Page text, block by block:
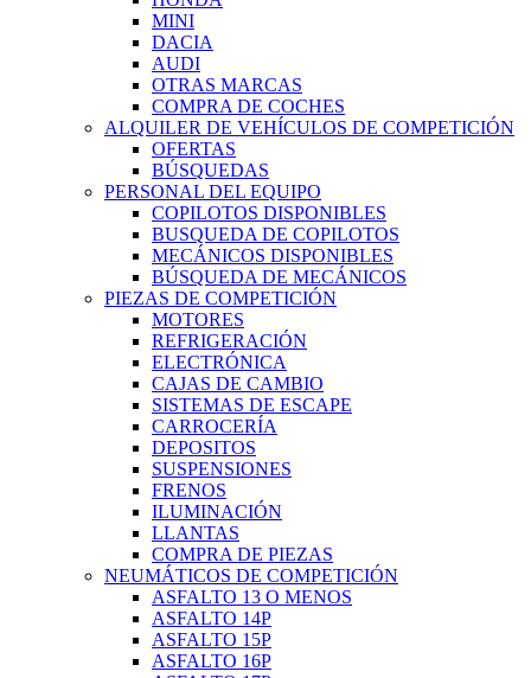
MINI
DACIA
AUDI
OTRAS MARCAS
COMPRA DE COCHES
ALQUILER DE VEHÍCULOS DE COMPETICIÓN
OFERTAS
BÚSQUEDAS
PERSONAL DEL EQUIPO
COPILOTOS DISPONIBLES
BUSQUEDA DE COPILOTOS
MECÁNICOS DISPONIBLES
BÚSQUEDA DE MECÁNICOS
PIEZAS DE COMPETICIÓN
MOTORES
REFRIGERACIÓN
ELECTRÓNICA
CAJAS DE CAMBIO
SISTEMAS DE ESCAPE
CARROCERÍA
DEPOSITOS
SUSPENSIONES
FRENOS
ILUMINACIÓN
LLANTAS
COMPRA DE PIEZAS
NEUMÁTICOS DE COMPETICIÓN
ASFALTO 13 O MENOS
ASFALTO 14P
ASFALTO 15P
ASFALTO 16P